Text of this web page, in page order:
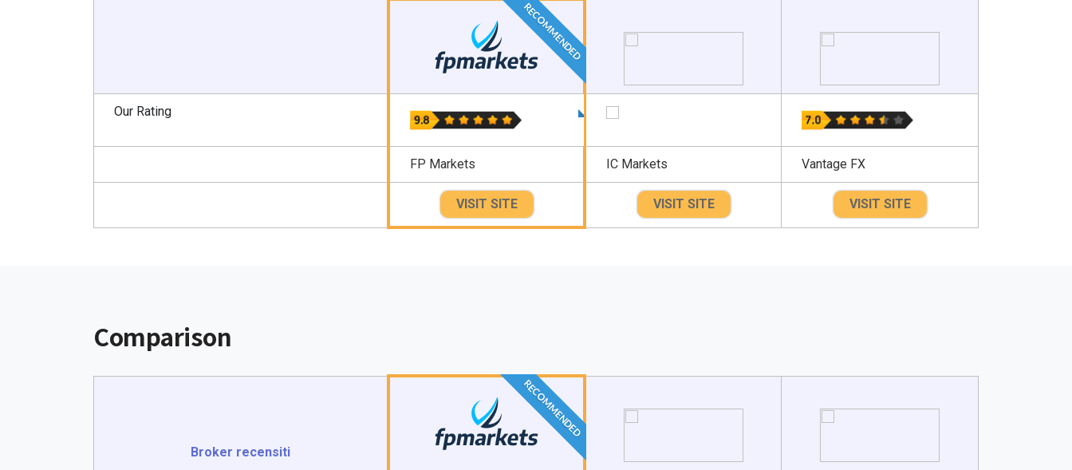
RECOMMENDED
Our Rating
FP Markets IC Markets Vantage FX
VISIT SITE VISIT SITE VISIT SITE
Comparison
Broker recensiti
RECOMMENDED